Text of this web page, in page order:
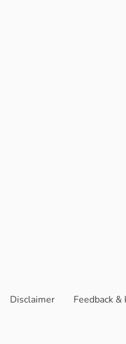
Disclaimer Feedback &